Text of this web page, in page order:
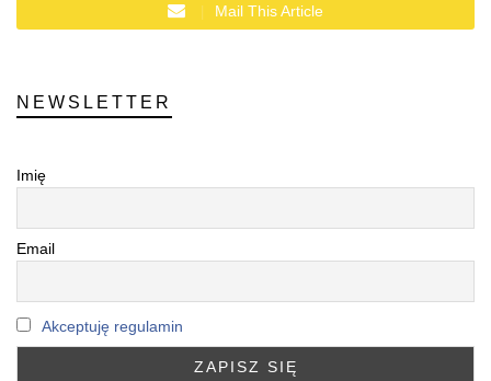
Mail This Article
NEWSLETTER
Imię
Email
Akceptuję regulamin